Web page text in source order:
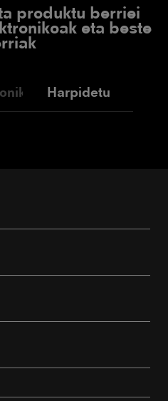
produktu berriei
eta beste
Harpidetu